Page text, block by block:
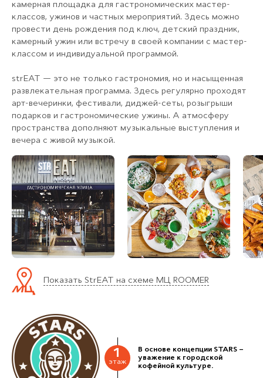
камерная площадка для гастрономических мастер-
классов, ужинов и частных мероприятий. Здесь можно
провести день рождения под ключ, детский праздник,
камерный ужин или встречу в своей компании с мастер-
классом и индивидуальной программой.
strEAT — это не только гастрономия, но и насыщенная
развлекательная программа. Здесь регулярно проходят
арт-вечеринки, фестивали, диджей-сеты, розыгрыши
подарков и гастрономические ужины. А атмосферу
пространства дополняют музыкальные выступления и
вечера с живой музыкой.
Показать StrEAT на схеме МЦ ROOMER
1
этаж
В основе концепции STARS –
уважение к городской
кофейной культуре.